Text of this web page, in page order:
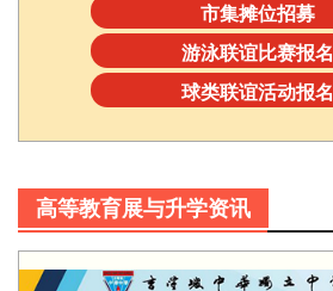
市集摊位招募
游泳联谊比赛报名
球类联谊活动报名
高等教育展与升学资讯